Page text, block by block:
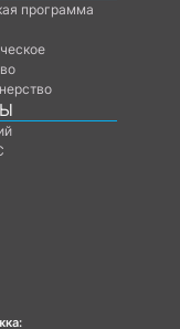
программа